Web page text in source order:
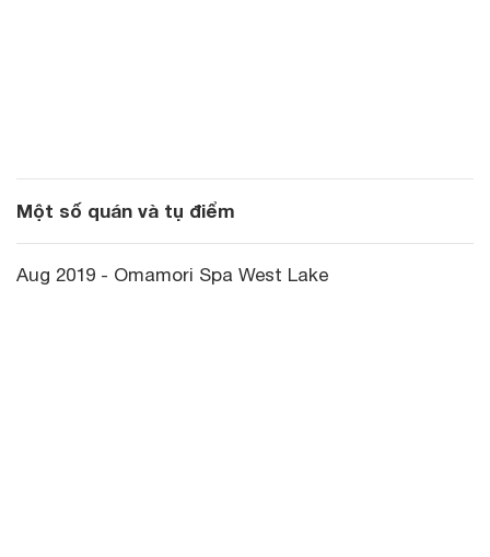
Một số quán và tụ điểm
Aug 2019 - Omamori Spa West Lake